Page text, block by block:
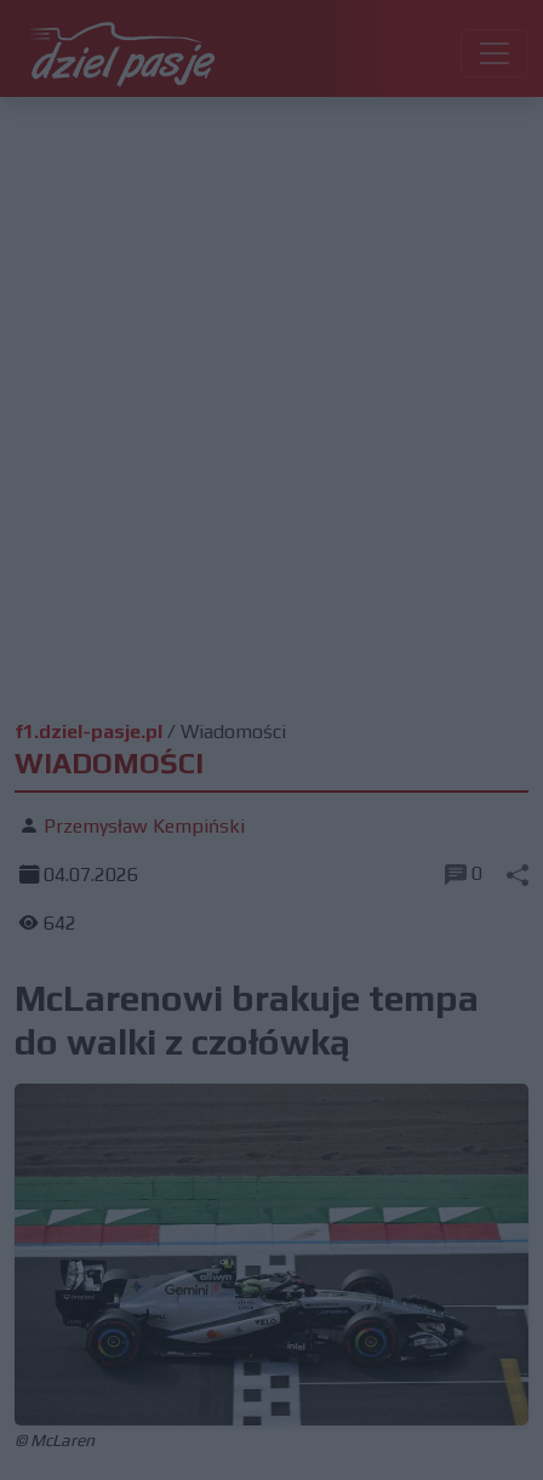
f1.dziel-pasje.pl / Wiadomości
WIADOMOŚCI
Przemysław Kempiński
04.07.2026
642
0
McLarenowi brakuje tempa
do walki z czołówką
© McLaren